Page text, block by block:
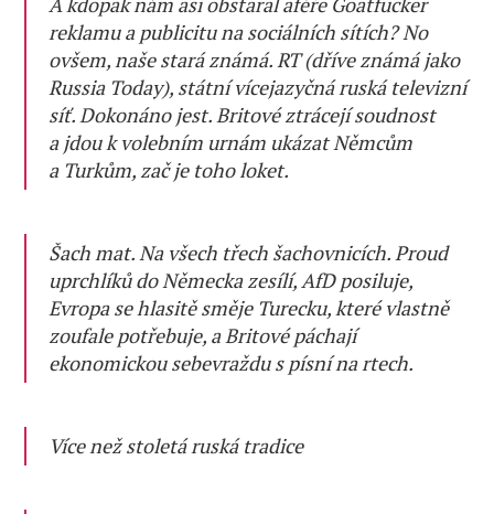
reklamu a publicitu na sociálních sítích? No
ovšem, naše stará známá. RT (dříve známá jako
Russia Today), státní vícejazyčná ruská televizní
síť. Dokonáno jest. Britové ztrácejí soudnost
a jdou k volebním urnám ukázat Němcům
a Turkům, zač je toho loket.
Šach mat. Na všech třech šachovnicích. Proud
uprchlíků do Německa zesílí, AfD posiluje,
Evropa se hlasitě směje Turecku, které vlastně
zoufale potřebuje, a Britové páchají
ekonomickou sebevraždu s písní na rtech.
Více než stoletá ruská tradice